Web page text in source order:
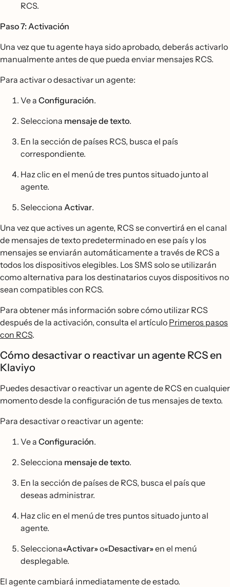
RCS.
Paso 7: Activación
Una vez que tu agente haya sido aprobado, deberás activarlo
manualmente antes de que pueda enviar mensajes RCS.
Para activar o desactivar un agente:
Ve a Configuración.
Selecciona mensaje de texto.
En la sección de países RCS, busca el país
correspondiente.
Haz clic en el menú de tres puntos situado junto al
agente.
Selecciona Activar.
Una vez que actives un agente, RCS se convertirá en el canal
de mensajes de texto predeterminado en ese país y los
mensajes se enviarán automáticamente a través de RCS a
todos los dispositivos elegibles. Los SMS solo se utilizarán
como alternativa para los destinatarios cuyos dispositivos no
sean compatibles con RCS.
Para obtener más información sobre cómo utilizar RCS
después de la activación, consulta el artículo Primeros pasos
con RCS.
Cómo desactivar o reactivar un agente RCS en
Klaviyo
Puedes desactivar o reactivar un agente de RCS en cualquier
momento desde la configuración de tus mensajes de texto.
Para desactivar o reactivar un agente:
Ve a Configuración.
Selecciona mensaje de texto.
En la sección de países de RCS, busca el país que
deseas administrar.
Haz clic en el menú de tres puntos situado junto al
agente.
Selecciona«Activar»o«Desactivar»en el menú
desplegable.
El agente cambiará inmediatamente de estado.